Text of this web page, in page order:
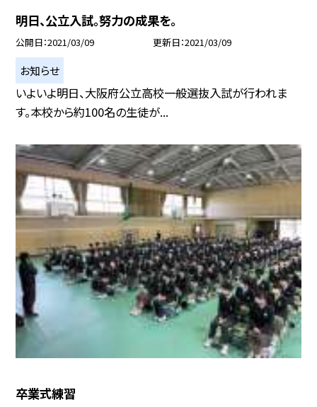
明日、公立入試。努力の成果を。
公開日 2021/03/09 更新日 2021/03/09
お知らせ
いよいよ明日、大阪府公立高校一般選抜入試が行われま
す。本校から約100名の生徒が...
卒業式練習